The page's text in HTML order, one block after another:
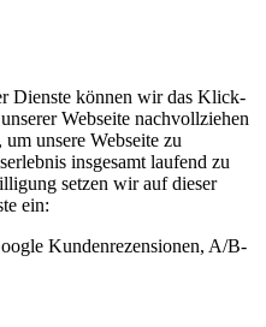
Dienste können wir das Klick-
Webseite nachvollziehen
unsere Webseite zu
insgesamt laufend zu
setzen wir auf dieser
ein:
Kundenrezensionen, A/B-